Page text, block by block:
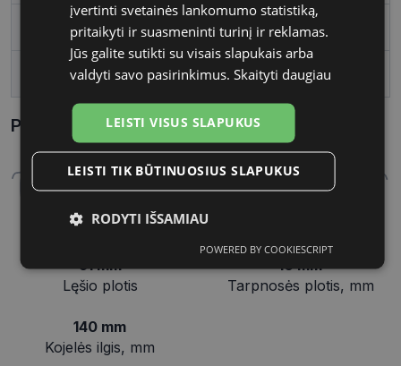
Tarpnosės plotis, mm 16
Kojelės ilgis, mm 140
Parametrai Kaip sužinoti savo akinių dydį?
51 mm
Lęšio plotis
16 mm
Tarpnosės plotis, mm
140 mm
Kojelės ilgis, mm
įvertinti svetainės lankomumo statistiką,
pritaikyti ir suasmeninti turinį ir reklamas.
Jūs galite sutikti su visais slapukais arba
valdyti savo pasirinkimus. Skaityti daugiau
LEISTI VISUS SLAPUKUS
LEISTI TIK BŪTINUOSIUS SLAPUKUS
RODYTI IŠSAMIAU
slapukai
Statistikos
slapukai
Rinkodaros
slapukai
Funkciniai
slapukai
POWERED BY COOKIESCRIPT